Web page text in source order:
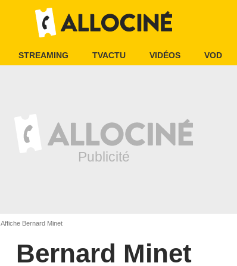
STREAMING TVACTU VIDÉOS VOD
Affiche Bernard Minet
Bernard Minet